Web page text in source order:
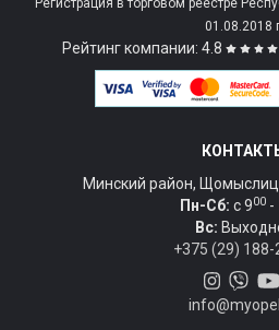
Регистрация в торговом реестре
01.08.2018
Рейтинг компании: 4.8
Минский район,
Пн-Сб: c 900 -
Вс:
+375 (29) 188-